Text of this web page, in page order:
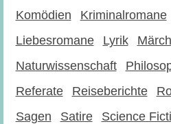
Komödien
Kriminalromane
Liebesromane
Lyrik
Naturwissenschaft
Referate
Reiseberichte
Sagen
Satire Science